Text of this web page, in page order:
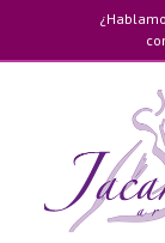
contenido